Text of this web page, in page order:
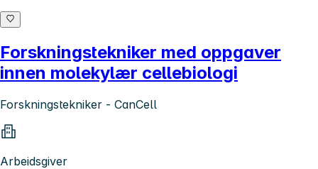
Forskningstekniker med oppgaver
innen molekylær cellebiologi
Forskningstekniker - CanCell
Arbeidsgiver